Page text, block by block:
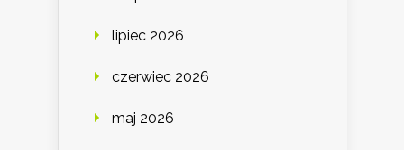
lipiec 2026
czerwiec 2026
maj 2026